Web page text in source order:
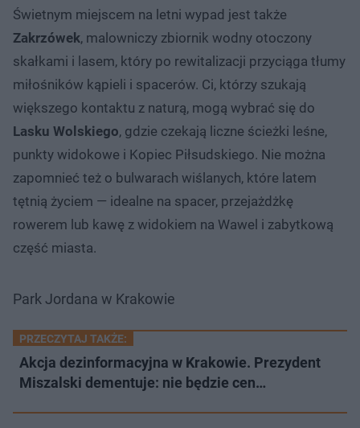
Świetnym miejscem na letni wypad jest także
Zakrzówek, malowniczy zbiornik wodny otoczony
skałkami i lasem, który po rewitalizacji przyciąga tłumy
miłośników kąpieli i spacerów. Ci, którzy szukają
większego kontaktu z naturą, mogą wybrać się do
Lasku Wolskiego, gdzie czekają liczne ścieżki leśne,
punkty widokowe i Kopiec Piłsudskiego. Nie można
zapomnieć też o bulwarach wiślanych, które latem
tętnią życiem — idealne na spacer, przejażdżkę
rowerem lub kawę z widokiem na Wawel i zabytkową
część miasta.
Park Jordana w Krakowie
PRZECZYTAJ TAKŻE:
Akcja dezinformacyjna w Krakowie. Prezydent
Miszalski dementuje: nie będzie cen…